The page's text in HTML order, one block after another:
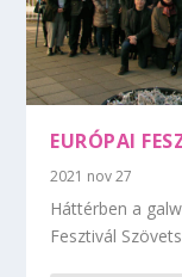
EURÓPAI
2021 nov 27
Háttérben a
Fesztivál